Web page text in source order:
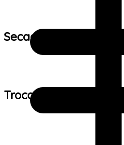
Secagem:
Trocas e devoluções: